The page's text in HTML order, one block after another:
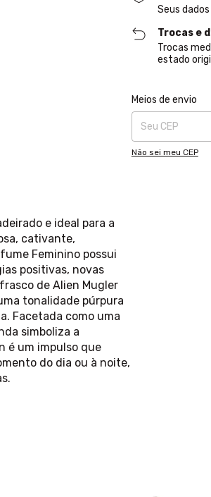
Seus
Trocas e
Trocas
estado
Entregas para o CEP:
Meios de envio
Não sei meu CEP
e ideal para a
cativante,
Feminino possui
positivas, novas
de Alien Mugler
tonalidade púrpura
Facetada como uma
simboliza a
é um impulso que
do dia ou à noite,